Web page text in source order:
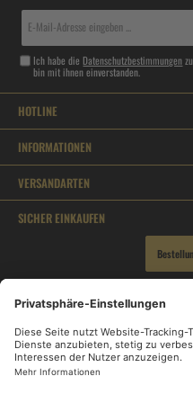
Ich habe die Datenschutzbestimmungen
bin mit ihnen einverstanden.
HOTLINE
INFORMATIONEN
VERSANDARTEN
SICHER EINKAUFEN